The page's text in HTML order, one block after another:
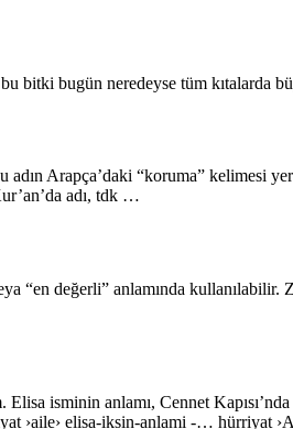
bugün neredeyse tüm kıtalarda
Arapça’daki “koruma” kelimesi
adı, tdk …
“en değerli” anlamında
isminin anlamı, Cennet
›aile› elisa-iksin-anlami -… hürriyat